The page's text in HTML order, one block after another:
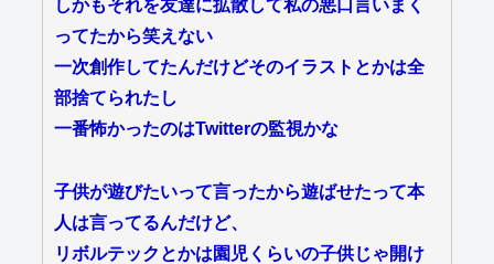
しかもそれを友達に拡散して私の悪口言いまく
ってたから笑えない
一次創作してたんだけどそのイラストとかは全
部捨てられたし
一番怖かったのはTwitterの監視かな
子供が遊びたいって言ったから遊ばせたって本
人は言ってるんだけど、
リボルテックとかは園児くらいの子供じゃ開け